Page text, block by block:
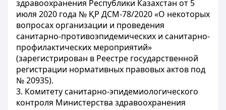
здравоохранения Республики Казахстан от 5
июля 2020 года № ҚР ДСМ-78/2020 «О некоторых
вопросах организации и проведения
санитарно-противоэпидемических и санитарно-
профилактических мероприятий»
(зарегистрирован в Реестре государственной
регистрации нормативных правовых актов под
№ 20935).
3. Комитету санитарно-эпидемиологического
контроля Министерства здравоохранения